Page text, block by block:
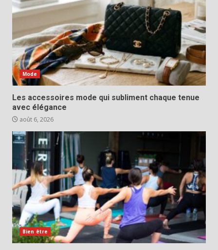
Mode
Les accessoires mode qui subliment chaque tenue
avec élégance
août 6, 2026
Bien être